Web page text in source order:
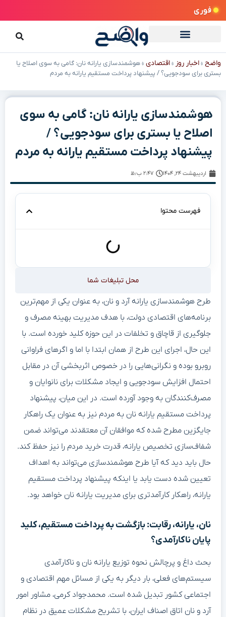
فوری
واضح »اخبار روز »اقتصادی »هوشمندسازی یارانه نان: گامی به سوی اصلاح یا
بستری برای سودجویی؟ / پیشنهاد پرداخت مستقیم یارانه به مردم
هوشمندسازی یارانه نان: گامی به سوی
اصلاح یا بستری برای سودجویی؟ /
پیشنهاد پرداخت مستقیم یارانه به مردم
اردیبهشت ۲۴, ۱۴۰۴ ۲:۴۷ ب٫ظ
فهرست محتوا
محل تبلیغات شما
طرح هوشمندسازی یارانه آرد و نان، به عنوان یکی از مهم‌ترین
برنامه‌های اقتصادی دولت، با هدف مدیریت بهینه مصرف و
جلوگیری از قاچاق و تخلفات در این حوزه کلید خورده است. با
این حال، اجرای این طرح از همان ابتدا با اما و اگرهای فراوانی
روبرو بوده و نگرانی‌هایی را در خصوص اثربخشی آن در مقابل
احتمال افزایش سودجویی و ایجاد مشکلات برای نانوایان و
مصرف‌کنندگان به وجود آورده است. در این میان، پیشنهاد
پرداخت مستقیم یارانه نان به مردم نیز به عنوان یک راهکار
جایگزین مطرح شده که موافقان آن معتقدند می‌تواند ضمن
شفاف‌سازی تخصیص یارانه، قدرت خرید مردم را نیز حفظ کند.
حال باید دید که آیا طرح هوشمندسازی می‌تواند به اهداف
تعیین شده دست یابد یا اینکه پیشنهاد پرداخت مستقیم
یارانه، راهکار کارآمدتری برای مدیریت یارانه نان خواهد بود.
نان، یارانه، رقابت: بازگشت به پرداخت مستقیم، کلید
پایان ناکارآمدی؟
بحث داغ و پرچالش نحوه توزیع یارانه نان و ناکارآمدی
سیستم‌های فعلی، بار دیگر به یکی از مسائل مهم اقتصادی و
اجتماعی کشور تبدیل شده است. محمدجواد کرمی، مشاور امور
آرد و نان اتاق اصناف ایران، با تشریح مشکلات عمیق در نظام